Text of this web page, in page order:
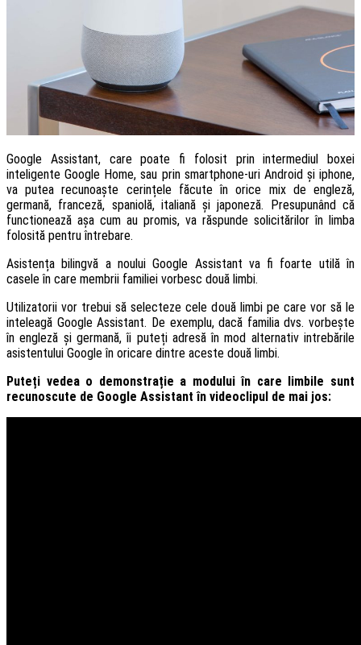
Google Assistant, care poate fi folosit prin intermediul boxei
inteligente Google Home, sau prin smartphone-uri Android și iphone,
va putea recunoaște cerințele făcute în orice mix de engleză,
germană, franceză, spaniolă, italiană și japoneză. Presupunând că
functionează așa cum au promis, va răspunde solicitărilor în limba
folosită pentru întrebare.
Asistența bilingvă a noului Google Assistant va fi foarte utilă în
casele în care membrii familiei vorbesc două limbi.
Utilizatorii vor trebui să selecteze cele două limbi pe care vor să le
inteleagă Google Assistant. De exemplu, dacă familia dvs. vorbește
în engleză și germană, îi puteți adresă în mod alternativ intrebările
asistentului Google în oricare dintre aceste două limbi.
Puteți vedea o demonstrație a modului în care limbile sunt
recunoscute de Google Assistant în videoclipul de mai jos: